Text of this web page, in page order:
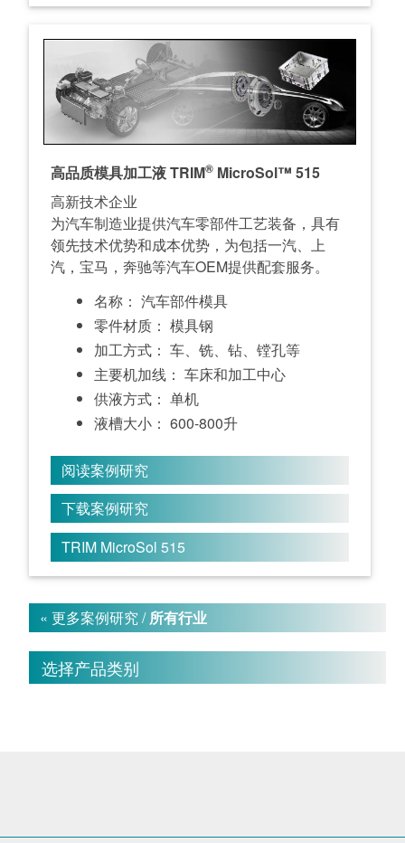
高品质模具加工液 TRIM® MicroSol™ 515
高新技术企业
为汽车制造业提供汽车零部件工艺装备，具有
领先技术优势和成本优势，为包括一汽、上
汽，宝马，奔驰等汽车OEM提供配套服务。
名称： 汽车部件模具
零件材质： 模具钢
加工方式： 车、铣、钻、镗孔等
主要机加线： 车床和加工中心
供液方式： 单机
液槽大小： 600-800升
阅读案例研究
下载案例研究
TRIM MicroSol 515
« 更多案例研究 /所有行业
选择产品类别